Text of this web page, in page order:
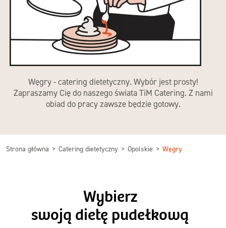
Węgry - catering dietetyczny. Wybór jest prosty!
Zapraszamy Cię do naszego świata TiM Catering. Z nami
obiad do pracy zawsze będzie gotowy.
Strona główna Catering dietetyczny Opolskie Węgry
Wybierz
swoją dietę pudełkową